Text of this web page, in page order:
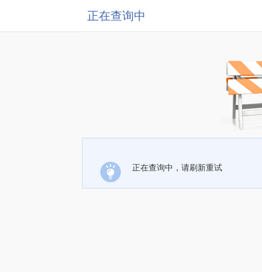
正在查询中
正在查询中，请刷新重试